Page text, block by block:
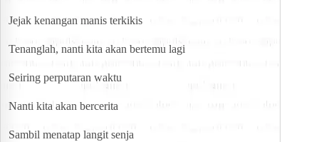
Jejak kenangan manis terkikis
Tenanglah, nanti kita akan bertemu lagi
Seiring perputaran waktu
Nanti kita akan bercerita
Sambil menatap langit senja